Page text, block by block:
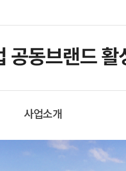
사업소개